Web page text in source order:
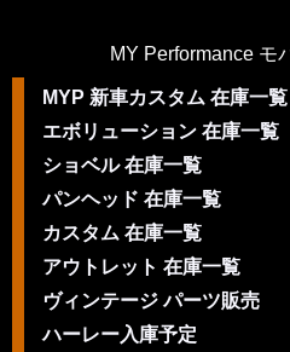
MY Performance モ
MYP 新車カスタム 在庫一覧
エボリューション 在庫一覧
ショベル 在庫一覧
パンヘッド 在庫一覧
カスタム 在庫一覧
アウトレット 在庫一覧
ヴィンテージ パーツ販売
ハーレー入庫予定